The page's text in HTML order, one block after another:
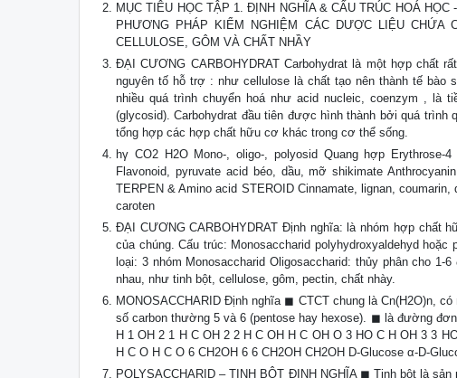
MỤC TIÊU HỌC TẬP 1. ĐỊNH NGHĨA & CẤU TRÚC HOÁ
PHƯƠNG PHÁP KIỂM NGHIỆM CÁC DƯỢC LIỆU
CELLULOSE, GÔM VÀ CHẤT NHẦY
ĐẠI CƯƠNG CARBOHYDRAT Carbohydrat là một hợp
nguyên tố hỗ trợ : như cellulose là chất tạo nên thành tế
nhiều quá trình chuyển hoá như acid nucleic, coenzym , là
(glycosid). Carbohydrat đầu tiên được hình thành bởi quá
tổng hợp các hợp chất hữu cơ khác trong cơ thể sống.
hγ CO2 H2O Mono-, oligo-, polyosid Quang hợp Erythrose-
Flavonoid, pyruvate acid béo, dầu, mỡ shikimate
TERPEN & Amino acid STEROID Cinnamate, lignan,
caroten
ĐẠI CƯƠNG CARBOHYDRAT Định nghĩa: là nhóm hợp chất
của chúng. Cấu trúc: Monosaccharid polyhydroxyaldehyd
loại: 3 nhóm Monosaccharid Oligosaccharid: thủy phân cho
nhau, như tinh bột, cellulose, gôm, pectin, chất nhày.
MONOSACCHARID Định nghĩa ◼ CTCT chung là Cn(H2O)n,
số carbon thường 5 và 6 (pentose hay hexose). ◼ là đường
H 1 OH 2 1 H C OH 2 2 H C OH H C OH O 3 HO C H OH 3 3
H C O H C O 6 CH2OH 6 6 CH2OH CH2OH D-Glucose α-D-
POLYSACCHARID – TINH BỘT ĐỊNH NGHĨA ◼ Tinh bột là